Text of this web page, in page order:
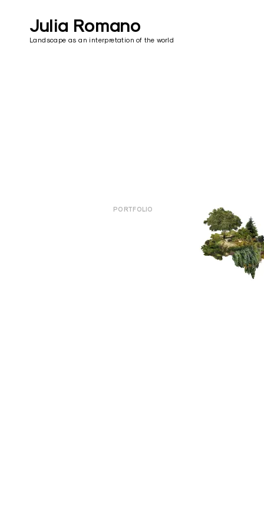
contentJulia Romano
Landscape as an interpretation of the world
PORTFOLIO